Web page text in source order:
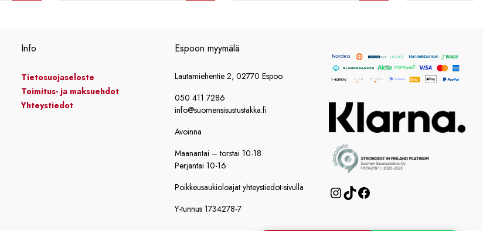
Info
Tietosuojaseloste
Toimitus- ja maksuehdot
Yhteystiedot
Espoon myymälä
Lautamiehentie 2, 02770 Espoo
050 411 7286
info@suomensisustustakka.fi
Avoinna
Maanantai – torstai 10-18
Perjantai 10-16
Poikkeusaukioloajat yhteystiedot-sivulla
Y-tunnus 1734278-7
Instagram
TikTok